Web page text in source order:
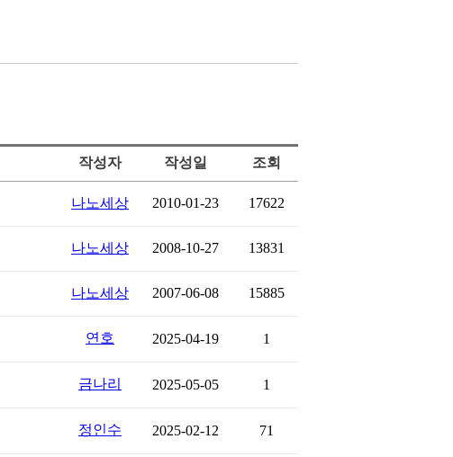
작성자 작성일 조회
나노세상 2010-01-23 17622
나노세상 2008-10-27 13831
나노세상 2007-06-08 15885
연호 2025-04-19 1
금나리 2025-05-05 1
정인수 2025-02-12 71